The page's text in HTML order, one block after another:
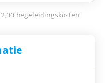
begeleidingskosten